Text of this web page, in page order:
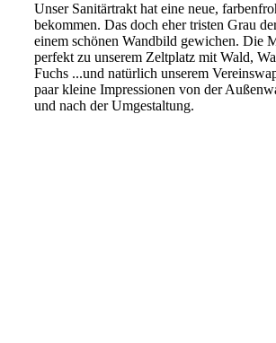
Unser Sanitärtrakt hat eine neue,
bekommen. Das doch eher tristen Grau
einem schönen Wandbild gewichen. Die
perfekt zu unserem Zeltplatz mit Wald,
Fuchs ...und natürlich unserem
paar kleine Impressionen von der
und nach der Umgestaltung.